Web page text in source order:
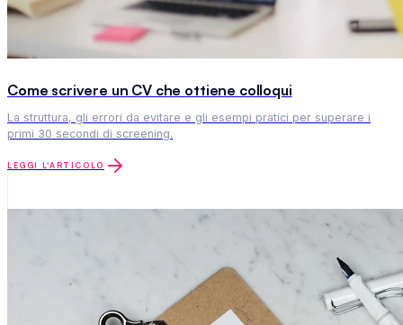
Come scrivere un CV che ottiene colloqui
La struttura, gli errori da evitare e gli esempi pratici per superare i
primi 30 secondi di screening.
LEGGI L'ARTICOLO